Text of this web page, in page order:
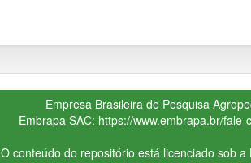
Empresa Brasileira de Pesquisa
Embrapa SAC: https://www.embrapa.br/fale-
O conteúdo do repositório está licenciado sob a